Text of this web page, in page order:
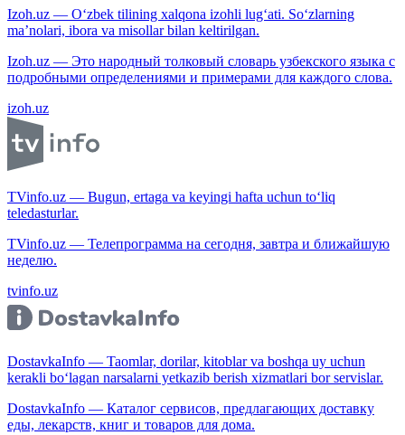
Izoh.uz — O‘zbek tilining xalqona izohli lug‘ati. So‘zlarning
ma’nolari, ibora va misollar bilan keltirilgan.
Izoh.uz — Это народный толковый словарь узбекского языка с
подробными определениями и примерами для каждого слова.
izoh.uz
TVinfo.uz — Bugun, ertaga va keyingi hafta uchun to‘liq
teledasturlar.
TVinfo.uz — Телепрограмма на сегодня, завтра и ближайшую
неделю.
tvinfo.uz
DostavkaInfo — Taomlar, dorilar, kitoblar va boshqa uy uchun
kerakli bo‘lagan narsalarni yetkazib berish xizmatlari bor servislar.
DostavkaInfo — Каталог сервисов, предлагающих доставку
еды, лекарств, книг и товаров для дома.